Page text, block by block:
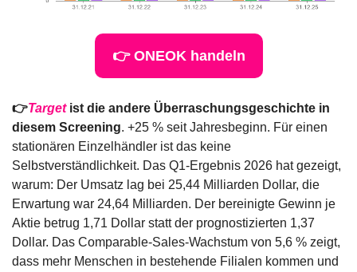
👉 ONEOK handeln
👉Target ist die andere Überraschungsgeschichte in
diesem Screening. +25 % seit Jahresbeginn. Für einen
stationären Einzelhändler ist das keine
Selbstverständlichkeit. Das Q1-Ergebnis 2026 hat gezeigt,
warum: Der Umsatz lag bei 25,44 Milliarden Dollar, die
Erwartung war 24,64 Milliarden. Der bereinigte Gewinn je
Aktie betrug 1,71 Dollar statt der prognostizierten 1,37
Dollar. Das Comparable-Sales-Wachstum von 5,6 % zeigt,
dass mehr Menschen in bestehende Filialen kommen und